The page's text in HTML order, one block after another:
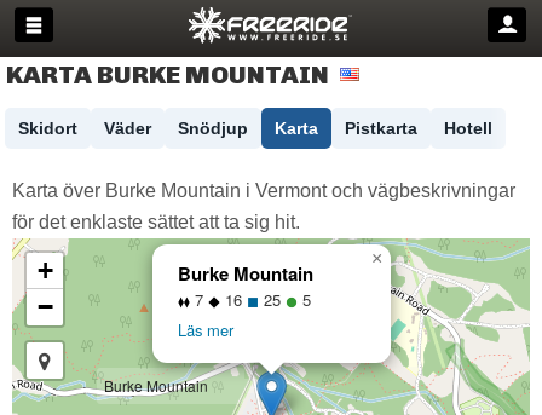
KARTA BURKE MOUNTAIN
Skidort Väder Snödjup Karta Pistkarta Hotell
Karta över Burke Mountain i Vermont och vägbeskrivningar
för det enklaste sättet att ta sig hit.
Burke Mountain
Burke Mountain
7 16 25
5
Läs mer
×
+
−